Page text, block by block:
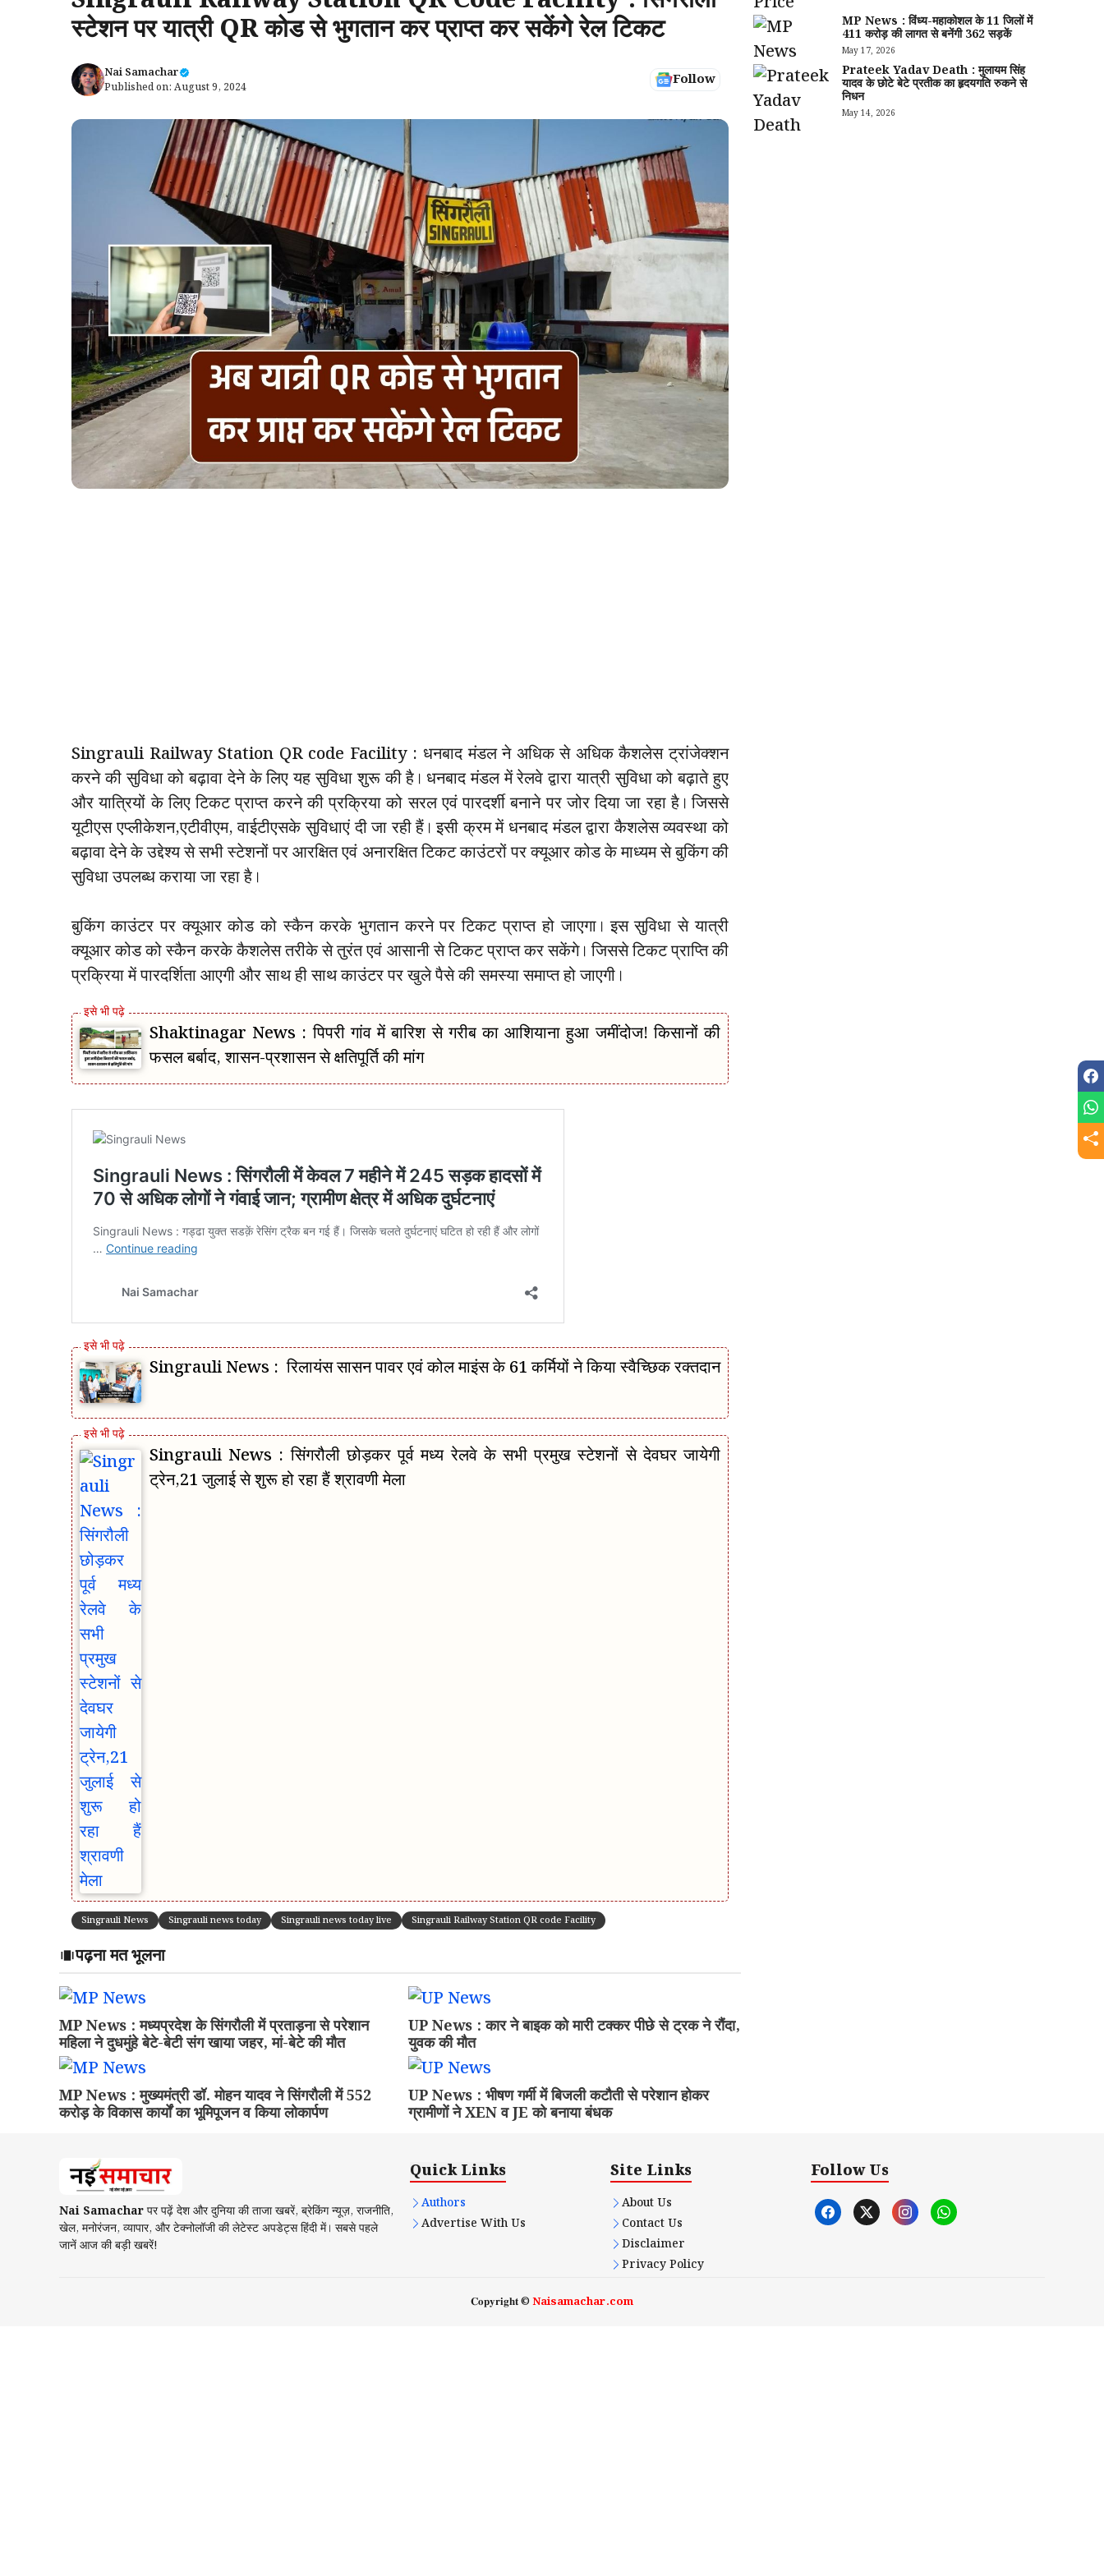
स्टेशन पर यात्री QR कोड से भुगतान कर प्राप्त कर सकेंगे रेल टिकट
Nai Samachar
Published on: August 9, 2024 Follow
Singrauli Railway Station QR code Facility : धनबाद मंडल ने अधिक से अधिक कैशलेस ट्रांजेक्शन
करने की सुविधा को बढ़ावा देने के लिए यह सुविधा शुरू की है। धनबाद मंडल में रेलवे द्वारा यात्री सुविधा को बढ़ाते हुए
और यात्रियों के लिए टिकट प्राप्त करने की प्रक्रिया को सरल एवं पारदर्शी बनाने पर जोर दिया जा रहा है। जिससे
यूटीएस एप्लीकेशन,एटीवीएम, वाईटीएसके सुविधाएं दी जा रही हैं। इसी क्रम में धनबाद मंडल द्वारा कैशलेस व्यवस्था को
बढ़ावा देने के उद्देश्य से सभी स्टेशनों पर आरक्षित एवं अनारक्षित टिकट काउंटरों पर क्यूआर कोड के माध्यम से बुकिंग की
सुविधा उपलब्ध कराया जा रहा है।
बुकिंग काउंटर पर क्यूआर कोड को स्कैन करके भुगतान करने पर टिकट प्राप्त हो जाएगा। इस सुविधा से यात्री
क्यूआर कोड को स्कैन करके कैशलेस तरीके से तुरंत एवं आसानी से टिकट प्राप्त कर सकेंगे। जिससे टिकट प्राप्ति की
प्रक्रिया में पारदर्शिता आएगी और साथ ही साथ काउंटर पर खुले पैसे की समस्या समाप्त हो जाएगी।
Shaktinagar News : पिपरी गांव में बारिश से गरीब का आशियाना हुआ जमींदोज! किसानों की
फसल बर्बाद, शासन-प्रशासन से क्षतिपूर्ति की मांग
Singrauli News : रिलायंस सासन पावर एवं कोल माइंस के 61 कर्मियों ने किया स्वैच्छिक रक्तदान
Singrauli News : सिंगरौली छोड़कर पूर्व मध्य रेलवे के सभी प्रमुख स्टेशनों से देवघर जायेगी
ट्रेन,21 जुलाई से शुरू हो रहा हैं श्रावणी मेला
Singrauli News Singrauli news today Singrauli news today live Singrauli Railway Station QR code Facility
पढ़ना मत भूलना
MP News : मध्यप्रदेश के सिंगरौली में प्रताड़ना से परेशान
महिला ने दुधमुंहे बेटे-बेटी संग खाया जहर, मां-बेटे की मौत
UP News : कार ने बाइक को मारी टक्कर पीछे से ट्रक ने रौंदा,
युवक की मौत
MP News : मुख्यमंत्री डॉ. मोहन यादव ने सिंगरौली में 552
करोड़ के विकास कार्यों का भूमिपूजन व किया लोकार्पण
UP News : भीषण गर्मी में बिजली कटौती से परेशान होकर
ग्रामीणों ने XEN व JE को बनाया बंधक
MP News : विंध्य-महाकोशल के 11 जिलों में
411 करोड़ की लागत से बनेंगी 362 सड़कें
May 17, 2026
Prateek Yadav Death : मुलायम सिंह
यादव के छोटे बेटे प्रतीक का हृदयगति रुकने से
निधन
May 14, 2026
Nai Samacharपर पढ़ें देश और दुनिया की ताजा खबरें, ब्रेकिंग न्यूज़, राजनीति,
खेल, मनोरंजन, व्यापार, और टेक्नोलॉजी की लेटेस्ट अपडेट्स हिंदी में। सबसे पहले
जानें आज की बड़ी खबरें!
Quick Links
Authors
Advertise With Us
Site Links
About Us
Contact Us
Disclaimer
Privacy Policy
Follow Us
𝐂𝐨𝐩𝐲𝐫𝐢𝐠𝐡𝐭 ©Naisamachar.com